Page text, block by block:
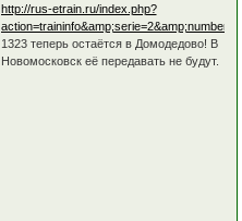
http://rus-etrain.ru/index.php?
1323 теперь остаётся в Домодедово! В
Новомосковск её передавать не будут.